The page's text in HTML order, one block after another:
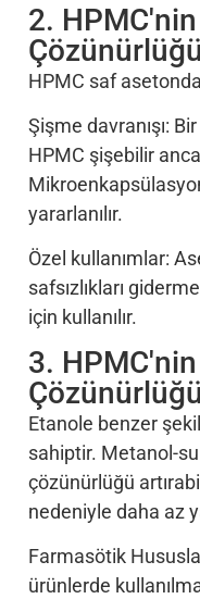
2.
Çözünürlüğü
HPMC saf
Şişme davranışı:
HPMC şişebilir
yararlanılır.
Özel kullanımlar:
safsızlıkları
için kullanılır.
3.
Çözünürlüğü
Etanole benzer
sahiptir. Metanol-su
çözünürlüğü
nedeniyle daha az
Farmasötik
ürünlerde